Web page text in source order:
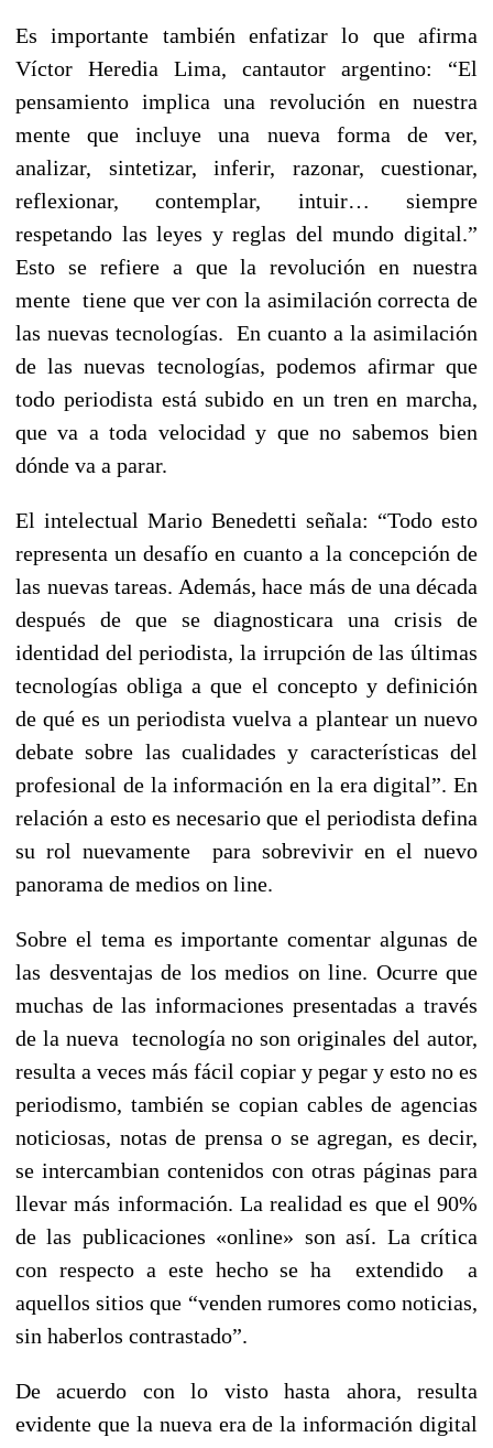
Es importante también enfatizar lo que afirma
Víctor Heredia Lima, cantautor argentino: “El
pensamiento implica una revolución en nuestra
mente que incluye una nueva forma de ver,
analizar, sintetizar, inferir, razonar, cuestionar,
reflexionar, contemplar, intuir… siempre
respetando las leyes y reglas del mundo digital.”
Esto se refiere a que la revolución en nuestra
mente tiene que ver con la asimilación correcta de
las nuevas tecnologías. En cuanto a la asimilación
de las nuevas tecnologías, podemos afirmar que
todo periodista está subido en un tren en marcha,
que va a toda velocidad y que no sabemos bien
dónde va a parar.
El intelectual Mario Benedetti señala: “Todo esto
representa un desafío en cuanto a la concepción de
las nuevas tareas. Además, hace más de una década
después de que se diagnosticara una crisis de
identidad del periodista, la irrupción de las últimas
tecnologías obliga a que el concepto y definición
de qué es un periodista vuelva a plantear un nuevo
debate sobre las cualidades y características del
profesional de la información en la era digital”. En
relación a esto es necesario que el periodista defina
su rol nuevamente para sobrevivir en el nuevo
panorama de medios on line.
Sobre el tema es importante comentar algunas de
las desventajas de los medios on line. Ocurre que
muchas de las informaciones presentadas a través
de la nueva tecnología no son originales del autor,
resulta a veces más fácil copiar y pegar y esto no es
periodismo, también se copian cables de agencias
noticiosas, notas de prensa o se agregan, es decir,
se intercambian contenidos con otras páginas para
llevar más información. La realidad es que el 90%
de las publicaciones «online» son así. La crítica
con respecto a este hecho se ha extendido a
aquellos sitios que “venden rumores como noticias,
sin haberlos contrastado”.
De acuerdo con lo visto hasta ahora, resulta
evidente que la nueva era de la información digital